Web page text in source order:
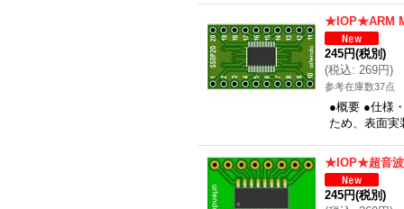
★IOP★ARM
245円(税別)
(税込: 269円)
参考在庫数37点
●概要 ●仕様
ため、表面
★IOP★超音波
245円(税別)